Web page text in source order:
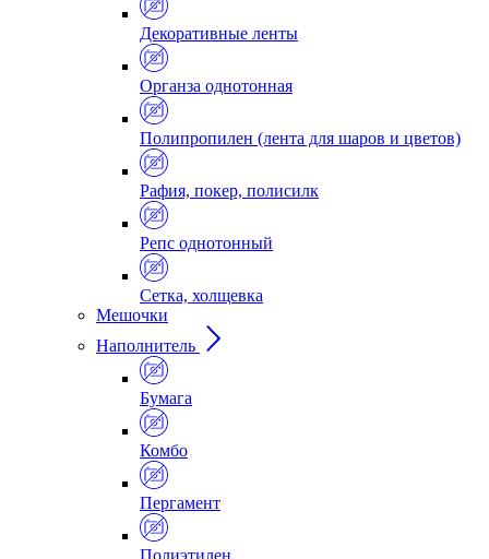
Декоративные ленты
Органза однотонная
Полипропилен (лента для шаров и цветов)
Рафия, покер, полисилк
Репс однотонный
Сетка, холщевка
Мешочки
Наполнитель
Бумага
Комбо
Пергамент
Полиэтилен